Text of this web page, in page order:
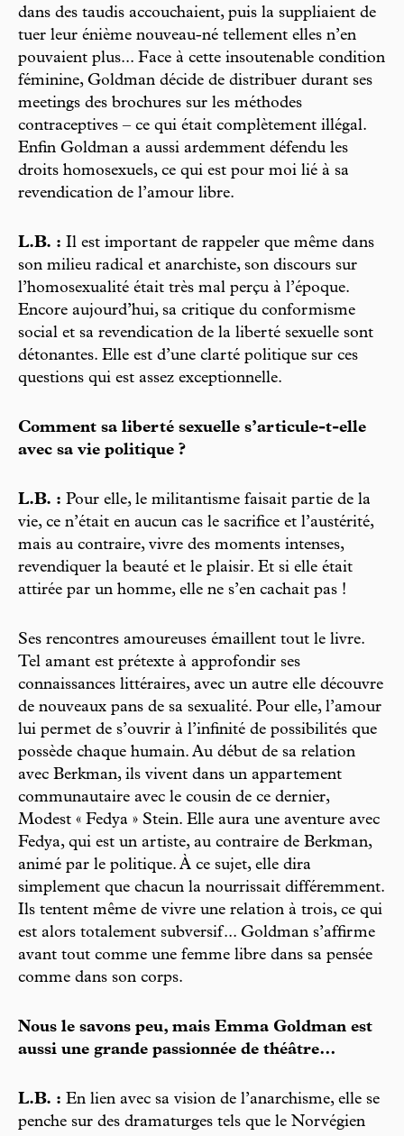
dans des taudis accouchaient, puis la suppliaient de
tuer leur énième nouveau-né tellement elles n’en
pouvaient plus... Face à cette insoutenable condition
féminine, Goldman décide de distribuer durant ses
meetings des brochures sur les méthodes
contraceptives – ce qui était complètement illégal.
Enfin Goldman a aussi ardemment défendu les
droits homosexuels, ce qui est pour moi lié à sa
revendication de l’amour libre.
L.B. : Il est important de rappeler que même dans
son milieu radical et anarchiste, son discours sur
l’homosexualité était très mal perçu à l’époque.
Encore aujourd’hui, sa critique du conformisme
social et sa revendication de la liberté sexuelle sont
détonantes. Elle est d’une clarté politique sur ces
questions qui est assez exceptionnelle.
Comment sa liberté sexuelle s’articule-t-elle
avec sa vie politique ?
L.B. : Pour elle, le militantisme faisait partie de la
vie, ce n’était en aucun cas le sacrifice et l’austérité,
mais au contraire, vivre des moments intenses,
revendiquer la beauté et le plaisir. Et si elle était
attirée par un homme, elle ne s’en cachait pas !
Ses rencontres amoureuses émaillent tout le livre.
Tel amant est prétexte à approfondir ses
connaissances littéraires, avec un autre elle découvre
de nouveaux pans de sa sexualité. Pour elle, l’amour
lui permet de s’ouvrir à l’infinité de possibilités que
possède chaque humain. Au début de sa relation
avec Berkman, ils vivent dans un appartement
communautaire avec le cousin de ce dernier,
Modest « Fedya » Stein. Elle aura une aventure avec
Fedya, qui est un artiste, au contraire de Berkman,
animé par le politique. À ce sujet, elle dira
simplement que chacun la nourrissait différemment.
Ils tentent même de vivre une relation à trois, ce qui
est alors totalement subversif... Goldman s’affirme
avant tout comme une femme libre dans sa pensée
comme dans son corps.
Nous le savons peu, mais Emma Goldman est
aussi une grande passionnée de théâtre…
L.B. : En lien avec sa vision de l’anarchisme, elle se
penche sur des dramaturges tels que le Norvégien